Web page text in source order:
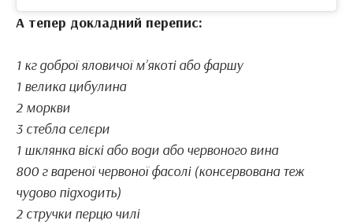
А тепер докладний перепис:
1 кг доброї яловичої м’якоті або фаршу
1 велика цибулина
2 моркви
3 стебла селєри
1 шклянка віскі або води або червоного вина
800 г вареної червоної фасолі (консервована теж
чудово підходить)
2 стручки перцю чилі